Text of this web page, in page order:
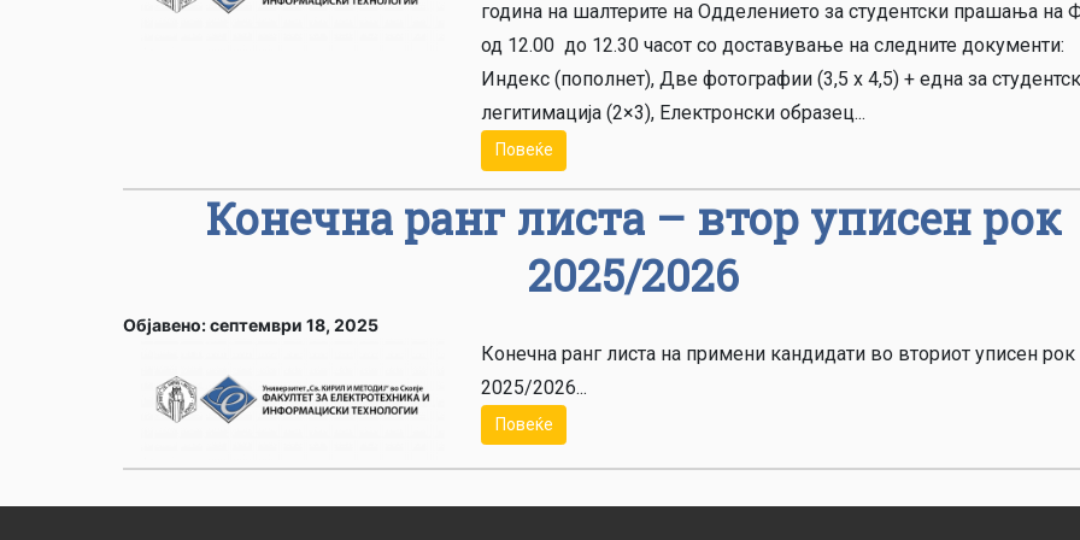
година на шалтерите на Одделението за студентски прашања на
од 12.00 до 12.30 часот со доставување на следните документи:
Индекс (пополнет), Две фотографии (3,5 х 4,5) + една за
легитимација (2×3), Електронски образец...
Повеќе
Конечна ранг листа – втор уписен рок
2025/2026
Објавено: септември 18, 2025
Конечна ранг листа на примени кандидати во вториот уписен рок
2025/2026...
Повеќе